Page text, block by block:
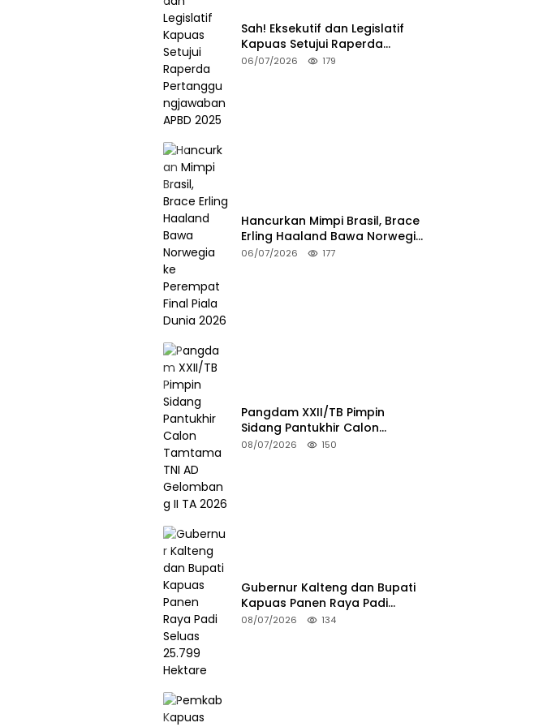
Sah! Eksekutif dan Legislatif
Kapuas Setujui Raperda
Pertanggungjawaban APBD
06/07/2026 179
Hancurkan Mimpi Brasil, Brace
Erling Haaland Bawa Norwegia
ke Perempat Final Piala Dunia
06/07/2026 177
Pangdam XXII/TB Pimpin
Sidang Pantukhir Calon
Tamtama TNI AD Gelombang II
08/07/2026 150
Gubernur Kalteng dan Bupati
Kapuas Panen Raya Padi
Seluas 25.799 Hektare
08/07/2026 134